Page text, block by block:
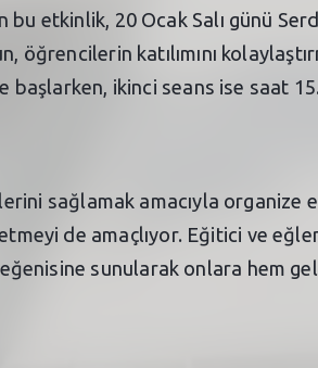
etkinlik, 20 Ocak Salı günü
katılımını
ikinci seans ise saat
sağlamak amacıyla organize
de amaçlıyor. Eğitici ve
sunularak onlara hem